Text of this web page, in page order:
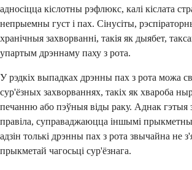
адносіцца кіслотны рэфлюкс, калі кіслата
непрыемны густ і пах. Сінусіты,
хранічныя захворванні, такія як дыябет,
упартым дрэннаму паху з рота.
У рэдкіх выпадках дрэнны пах з рота можа
сур'ёзных захворваннях, такіх як хвароба
печанню або пэўныя віды раку. Аднак гэтыя
правіла, суправаджаюцца іншымі
адзін толькі дрэнны пах з рота звычайна не
прыкметай чагосьці сур'ёзнага.